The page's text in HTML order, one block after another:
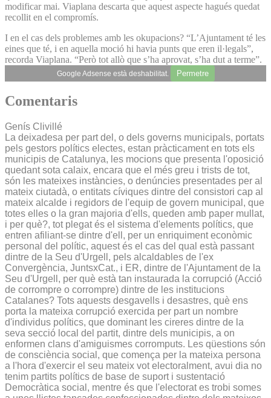
modificar mai. Viaplana descarta que aquest aspecte hagués quedat
recollit en el compromís.
I en el cas dels problemes amb les okupacions? “L’Ajuntament té les
eines que té, i en aquella moció hi havia punts que eren il·legals”,
recorda Viaplana. “Però tot allò que s’ha aprovat, s’ha dut a terme”.
Google Adsense està deshabilitat. Permetre
Comentaris
Genís Clivillé
La deixadesa per part del, o dels governs municipals, portats
pels gestors polítics electes, estan pràcticament en tots els
municipis de Catalunya, les mocions que presenta l'oposició
quedant sota calaix, encara que el més greu i trists de tot,
són les mateixes instàncies, o denúncies presentades per al
mateix ciutadà, o entitats cíviques dintre del consistori cap al
mateix alcalde i regidors de l'equip de govern municipal, que
totes elles o la gran majoria d'ells, queden amb paper mullat,
i per què?, tot plegat és el sistema d'elements polítics, que
entren afiliant-se dintre d'ell, per un enriquiment econòmic
personal del polític, aquest és el cas del qual està passant
dintre de la Seu d'Urgell, pels alcaldables de l'ex
Convergència, JuntsxCat., i ER, dintre de l'Ajuntament de la
Seu d'Urgell, per què està tan instaurada la corrupció (Acció
de corrompre o corrompre) dintre de les institucions
Catalanes? Tots aquests desgavells i desastres, què ens
porta la mateixa corrupció exercida per part un nombre
d'individus polítics, que dominant les cireres dintre de la
seva secció local del partit, dintre dels municipis, a on
enformen clans d'amiguismes corromputs. Les qüestions són
de consciència social, que comença per la mateixa persona
a l'hora d'exercir el seu mateix vot electoralment, avui dia no
tenim partits polítics de base de suport i sustentació
Democràtica social, mentre és que l'electorat es trobi somes